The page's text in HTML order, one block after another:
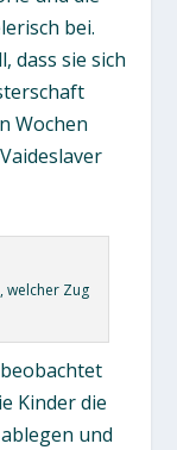
bei.
dass sie sich
Wochen
welcher Zug
Kinder die
und